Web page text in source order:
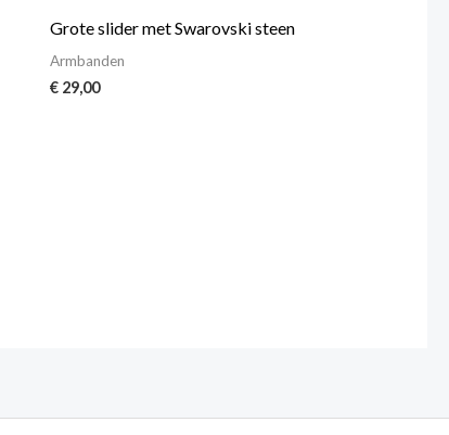
Grote slider met Swarovski steen
Armbanden
€29,00